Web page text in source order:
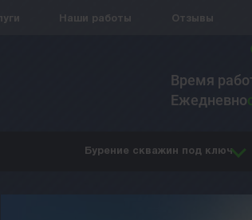
Наши работы Отзывы
Время
Ежедневно
Бурение скважин под ключ